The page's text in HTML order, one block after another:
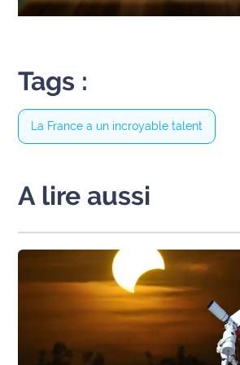
site maritima.fr
Tags :
La France a un incroyable talent
A lire aussi